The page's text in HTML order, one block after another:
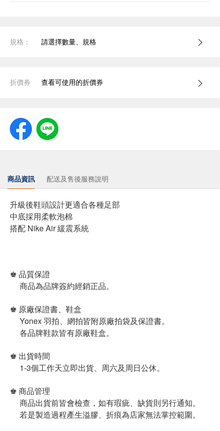
規格： 請選擇數量、規格
折價券 查看可使用的折價券
商品資訊 配送及售後服務說明
升級後鞋頭設計更適合各種足部
中底採用柔軟泡棉
搭配 Nike Air 緩震系統
♚ 品質保證
商品為品牌簽約經銷正品。
♚ 原廠保證書、鞋盒
Yonex 羽拍、網拍皆附原廠拍袋及保證書。
各品牌鞋款皆有原廠鞋盒。
♚ 出貨時間
1-3個工作天立即出貨、周六及周日公休。
♚ 商品管理
商品出貨前皆會檢查，如有瑕疵、缺貨則另行通知。
若是製造過程產生溢膠、折痕為店家無法掌控範圍。